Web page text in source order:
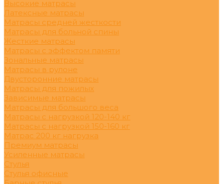
Высокие матрасы
Латексные матрасы
Матрасы средней жесткости
Матрасы для больной спины
Жесткие матрасы
Матрасы с эффектом памяти
Зональные матрасы
Матрасы в рулоне
Двусторонние матрасы
Матрасы для пожилых
Зависимые матрасы
Матрасы для большого веса
Матрасы с нагрузкой 120-140 кг
Матрасы с нагрузкой 150-160 кг
Матрас 200 кг нагрузка
Премиум матрасы
Усиленные матрасы
Стулья
Стулья офисные